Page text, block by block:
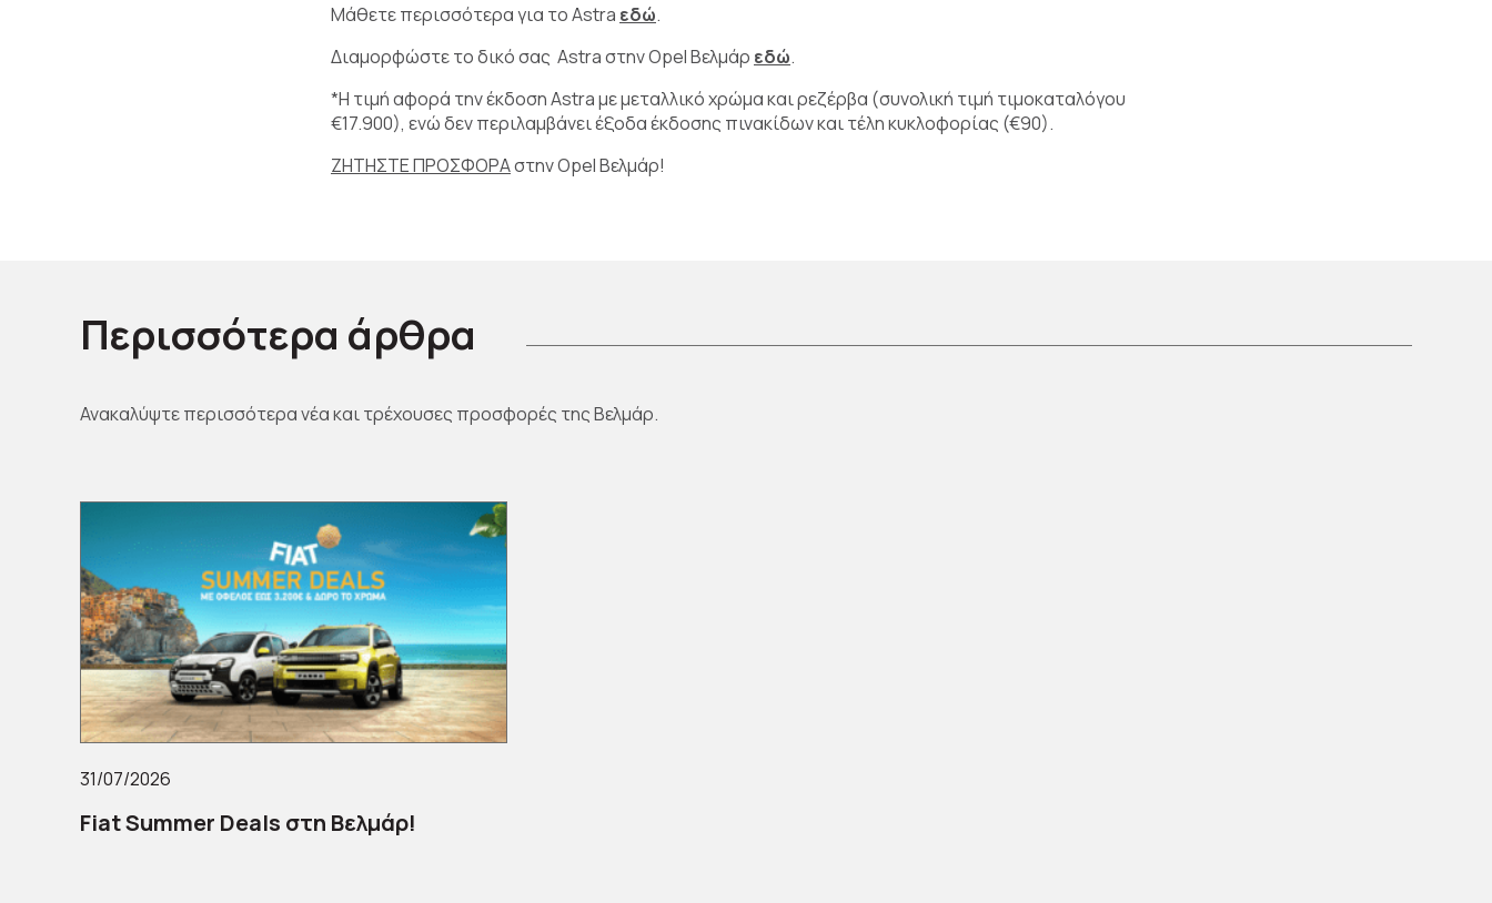
Μάθετε περισσότερα για το Astra εδώ.
Διαμορφώστε το δικό σας Astra στην Opel Βελμάρ εδώ.
*Η τιμή αφορά την έκδοση Astra με μεταλλικό χρώμα και ρεζέρβα (συνολική τιμή τιμοκαταλόγου
€17.900), ενώ δεν περιλαμβάνει έξοδα έκδοσης πινακίδων και τέλη κυκλοφορίας (€90).
ΖΗΤΗΣΤΕ ΠΡΟΣΦΟΡΑστην Opel Βελμάρ!
Περισσότερα άρθρα
Ανακαλύψτε περισσότερα νέα και τρέχουσες προσφορές της Βελμάρ.
31/07/2026
Fiat Summer Deals στη Βελμάρ!